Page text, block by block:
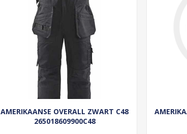
AMERIKAANSE OVERALL ZWART C48
265018609900C48